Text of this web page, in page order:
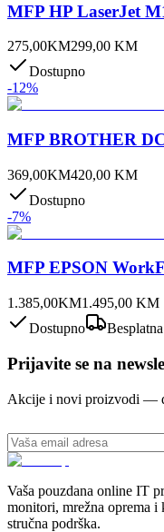
MFP HP LaserJet
275,00KM299,00 KM
Dostupno
-12%
MFP BROTHER
369,00KM420,00 KM
Dostupno
-7%
MFP EPSON
1.385,00KM1.495,00 KM
Dostupno
Prijavite se na
Akcije i novi proizvodi —
Vaša pouzdana online IT
monitori, mrežna oprema
stručna podrška.